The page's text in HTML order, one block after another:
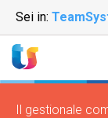
Sei in:
Il gestionale